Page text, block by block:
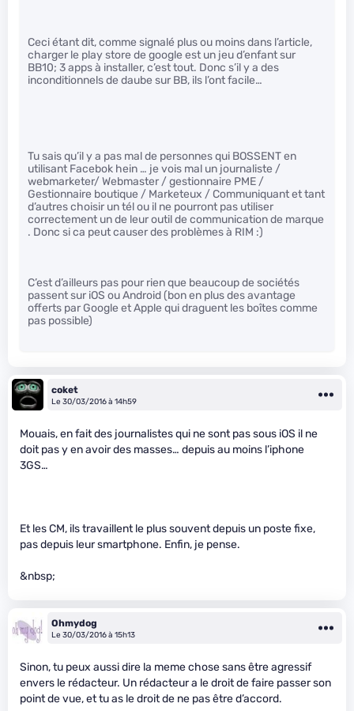
Ceci étant dit, comme signalé plus ou moins dans l’article,
charger le play store de google est un jeu d’enfant sur
BB10; 3 apps à installer, c’est tout. Donc s’il y a des
inconditionnels de daube sur BB, ils l’ont facile…
Tu sais qu’il y a pas mal de personnes qui BOSSENT en
utilisant Facebok hein … je vois mal un journaliste /
webmarketer/ Webmaster / gestionnaire PME /
Gestionnaire boutique / Marketeux / Communiquant et tant
d’autres choisir un tél ou il ne pourront pas utiliser
correctement un de leur outil de communication de marque
. Donc si ca peut causer des problèmes à RIM :)
C’est d’ailleurs pas pour rien que beaucoup de sociétés
passent sur iOS ou Android (bon en plus des avantage
offerts par Google et Apple qui draguent les boîtes comme
pas possible)
coket
Le 30/03/2016 à 14h59
Mouais, en fait des journalistes qui ne sont pas sous iOS il ne
doit pas y en avoir des masses… depuis au moins l’iphone
3GS…
Et les CM, ils travaillent le plus souvent depuis un poste fixe,
pas depuis leur smartphone. Enfin, je pense.
&nbsp;
Ohmydog
Le 30/03/2016 à 15h13
Sinon, tu peux aussi dire la meme chose sans être agressif
envers le rédacteur. Un rédacteur a le droit de faire passer son
point de vue, et tu as le droit de ne pas être d’accord.